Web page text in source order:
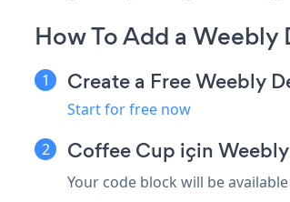
How To Add a
Create a Free Weebly
Start for free now
Coffee Cup için Weebly
Your code block will be